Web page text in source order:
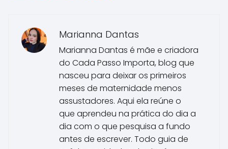
Marianna Dantas
Marianna Dantas é mãe e criadora
do Cada Passo Importa, blog que
nasceu para deixar os primeiros
meses de maternidade menos
assustadores. Aqui ela reúne o
que aprendeu na prática do dia a
dia com o que pesquisa a fundo
antes de escrever. Todo guia de